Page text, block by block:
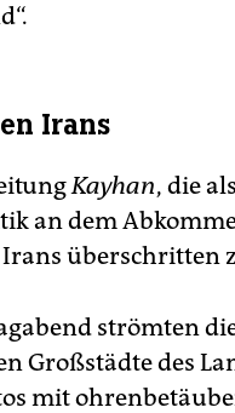
Irans
Kayhan, die
an dem
überschritten
strömten
Großstädte des
mit